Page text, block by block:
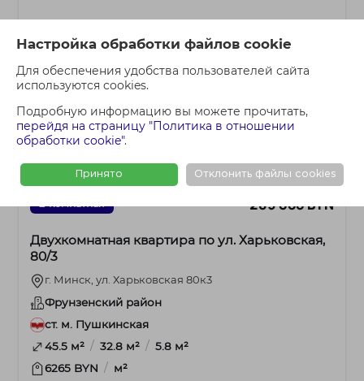
Настройка обработки файлов cookie
Для обеспечения удобства пользователей сайта
используются cookies.
Подробную информацию вы можете прочитать,
перейдя на страницу "Политика в отношении
обработки cookie".
Принято Отклонить файлы cookies
2-комнатная 285 000 BYN
Двухкомнатная квартира по ул. Харьковская,
80/3
г. Минск, ул. Харьковская 80к3
Фрунзенский район
ст. м. Пушкинская
45.5 м² / 32.8 м² / 5.8 м²
6265 BYN / м²